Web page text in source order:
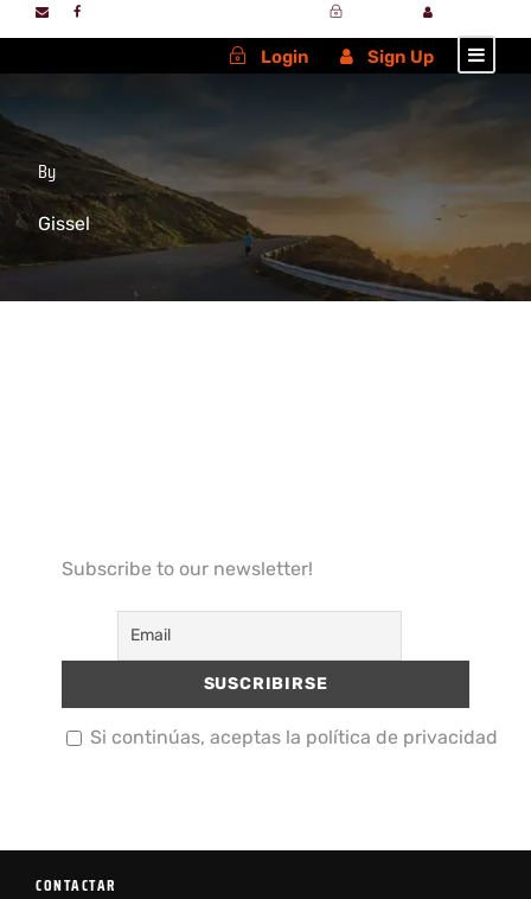
Login Sign Up
By
Gissel
Subscribe to our newsletter!
Si continúas, aceptas la política de privacidad
CONTACTAR